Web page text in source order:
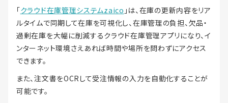
「クラウド在庫管理システムzaico 」は、在庫の更新内容をリア
ルタイムで同期して在庫を可視化し、在庫管理の負担、欠品・
過剰在庫を大幅に削減するクラウド在庫管理アプリになり、イ
ンターネット環境さえあれば時間や場所を問わずにアクセス
できます。
また、注文書をOCRして受注情報の入力を自動化することが
可能です。